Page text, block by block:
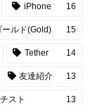
iPhone 16
ールド(Gold) 15
Tether 14
友達紹介 13
スト 13